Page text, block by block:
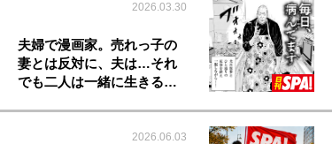
2026.03.30
夫婦で漫画家。売れっ子の
妻とは反対に、夫は…それ
でも二人は一緒に生きる…
2026.06.03